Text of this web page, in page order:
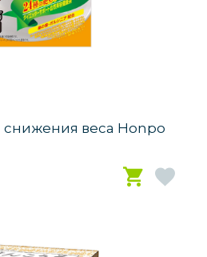
снижения веса Honpo